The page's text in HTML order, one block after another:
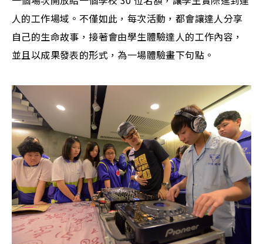
人的工作場域。不僅如此，每次活動，都會讓達人分享
自己的生命故事，接著會由學生體驗達人的工作內容，
並且以成果發表的形式，為一場體驗畫下句點。